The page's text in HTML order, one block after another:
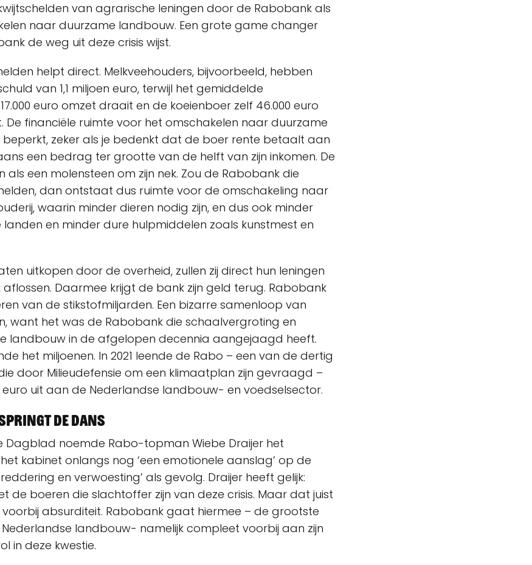
van agrarische leningen door de Rabobank als
naar duurzame landbouw. Een grote game changer
de weg uit deze crisis wijst.
helpt direct. Melkveehouders, bijvoorbeeld, hebben
van 1,1 miljoen euro, terwijl het gemiddelde
euro omzet draait en de koeienboer zelf 46.000 euro
De financiële ruimte voor het omschakelen naar duurzame
zeker als je bedenkt dat de boer rente betaalt aan
een bedrag ter grootte van de helft van zijn inkomen. De
als een molensteen om zijn nek. Zou de Rabobank die
dan ontstaat dus ruimte voor de omschakeling naar
waarin minder dieren nodig zijn, en dus ook minder
landen en minder dure hulpmiddelen zoals kunstmest en
uitkopen door de overheid, zullen zij direct hun leningen
Daarmee krijgt de bank zijn geld terug. Rabobank
van de stikstofmiljarden. Een bizarre samenloop van
want het was de Rabobank die schaalvergroting en
landbouw in de afgelopen decennia aangejaagd heeft.
het miljoenen. In 2021 leende de Rabo – een van de dertig
door Milieudefensie om een klimaatplan zijn gevraagd –
euro uit aan de Nederlandse landbouw- en voedselsector.
de dans
Dagblad noemde Rabo-topman Wiebe Draijer het
kabinet onlangs nog ‘een emotionele aanslag’ op de
en verwoesting’ als gevolg. Draijer heeft gelijk:
de boeren die slachtoffer zijn van deze crisis. Maar dat juist
voorbij absurditeit. Rabobank gaat hiermee – de grootste
landbouw- namelijk compleet voorbij aan zijn
in deze kwestie.